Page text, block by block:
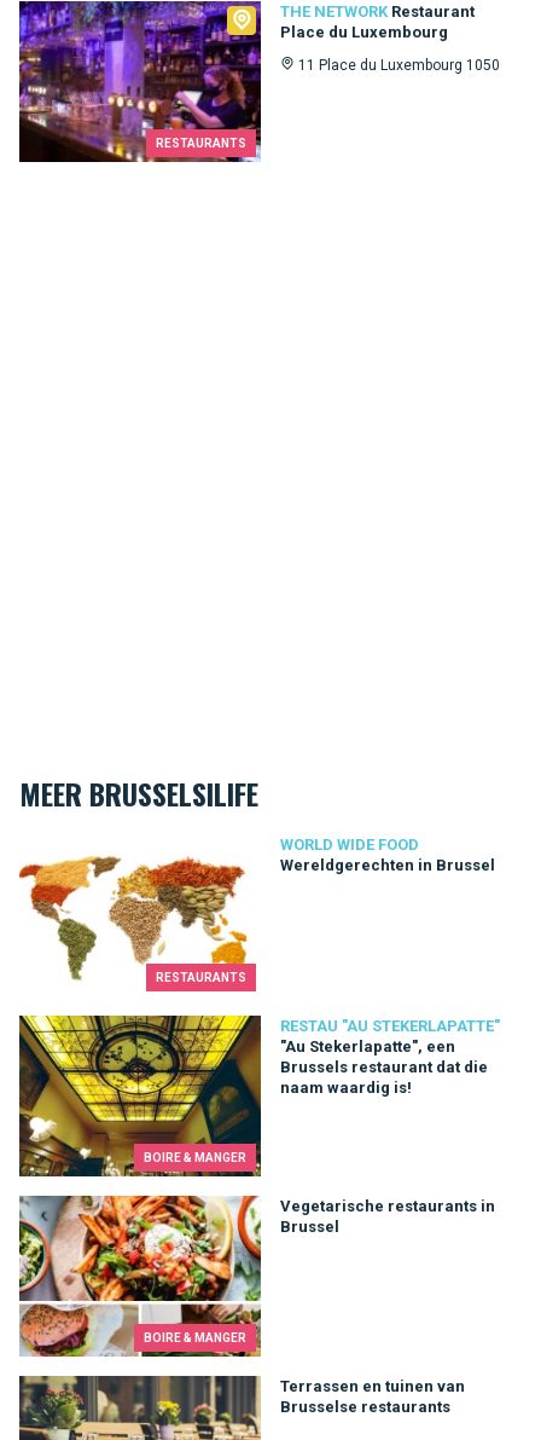
RESTAURANTS
THE NETWORK Restaurant
Place du Luxembourg
11 Place du Luxembourg 1050
The Network
MEER BRUSSELSILIFE
RESTAURANTS
WORLD WIDE FOOD
Wereldgerechten in Brussel
BOIRE & MANGER
RESTAU "AU STEKERLAPATTE"
"Au Stekerlapatte", een
Brussels restaurant dat die
naam waardig is!
"Au Stekerlapatte", een Brussels restaurant dat die naam
BOIRE & MANGER
Vegetarische restaurants in
Brussel
Vegetarische restaurants in Brussel
Terrassen en tuinen van
Brusselse restaurants
Terrassen en tuinen van Brusselse restaurants